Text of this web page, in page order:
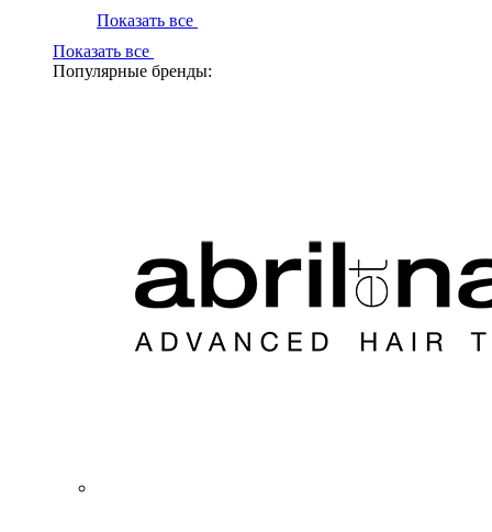
Показать все
Показать все
Популярные бренды: